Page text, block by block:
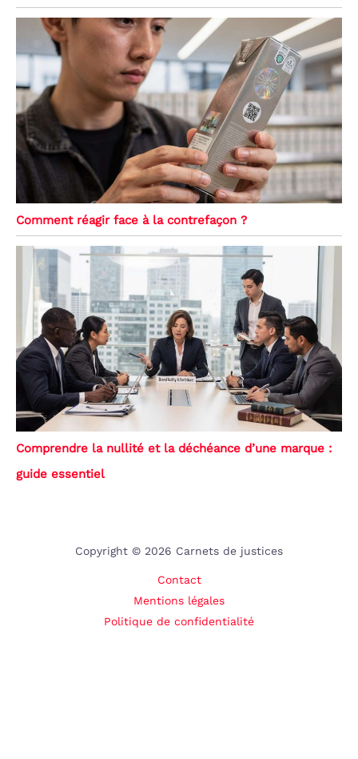
Comment réagir face à la contrefaçon ?
Comprendre la nullité et la déchéance d’une marque :
guide essentiel
Copyright © 2026 Carnets de justices
Contact
Mentions légales
Politique de confidentialité